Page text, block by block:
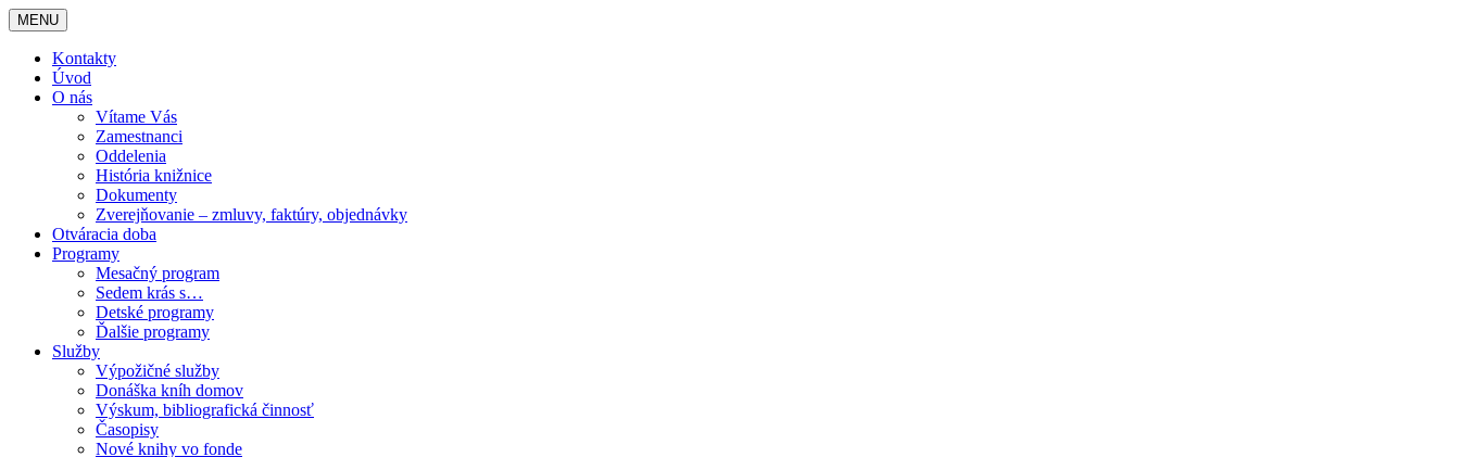
MENU
Kontakty
Úvod
O nás
Vítame Vás
Zamestnanci
Oddelenia
História knižnice
Dokumenty
Zverejňovanie – zmluvy, faktúry, objednávky
Otváracia doba
Programy
Mesačný program
Sedem krás s…
Detské programy
Ďalšie programy
Služby
Výpožičné služby
Donáška kníh domov
Výskum, bibliografická činnosť
Časopisy
Nové knihy vo fonde